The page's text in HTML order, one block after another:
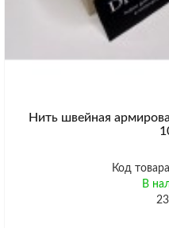
Нить швейная
Код
В